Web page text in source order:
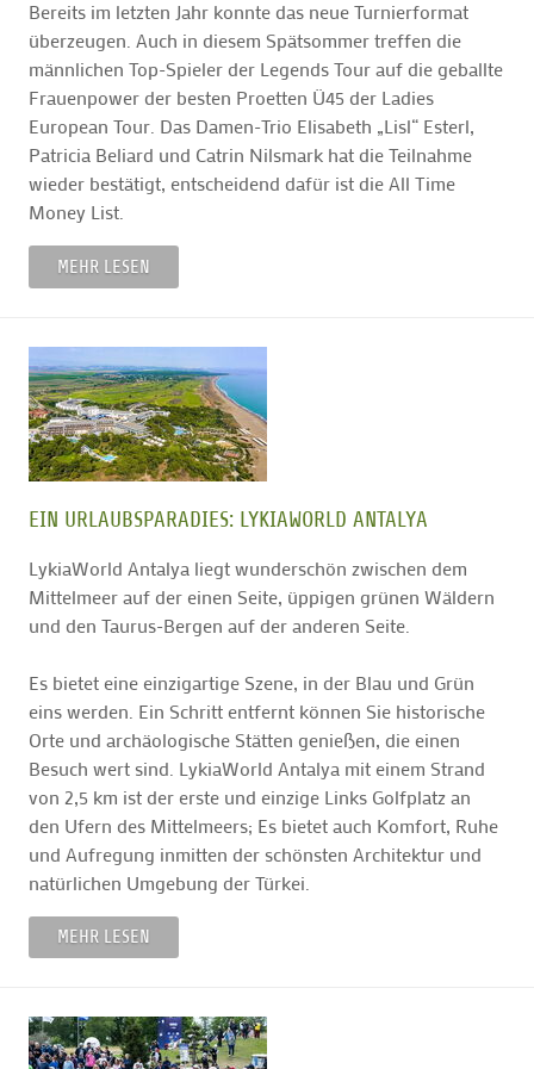
Bereits im letzten Jahr konnte das neue Turnierformat
überzeugen. Auch in diesem Spätsommer treffen die
männlichen Top-Spieler der Legends Tour auf die geballte
Frauenpower der besten Proetten Ü45 der Ladies
European Tour. Das Damen-Trio Elisabeth „Lisl“ Esterl,
Patricia Beliard und Catrin Nilsmark hat die Teilnahme
wieder bestätigt, entscheidend dafür ist die All Time
Money List.
MEHR LESEN
EIN URLAUBSPARADIES: LYKIAWORLD ANTALYA
LykiaWorld Antalya liegt wunderschön zwischen dem
Mittelmeer auf der einen Seite, üppigen grünen Wäldern
und den Taurus-Bergen auf der anderen Seite.
Es bietet eine einzigartige Szene, in der Blau und Grün
eins werden. Ein Schritt entfernt können Sie historische
Orte und archäologische Stätten genießen, die einen
Besuch wert sind. LykiaWorld Antalya mit einem Strand
von 2,5 km ist der erste und einzige Links Golfplatz an
den Ufern des Mittelmeers; Es bietet auch Komfort, Ruhe
und Aufregung inmitten der schönsten Architektur und
natürlichen Umgebung der Türkei.
MEHR LESEN